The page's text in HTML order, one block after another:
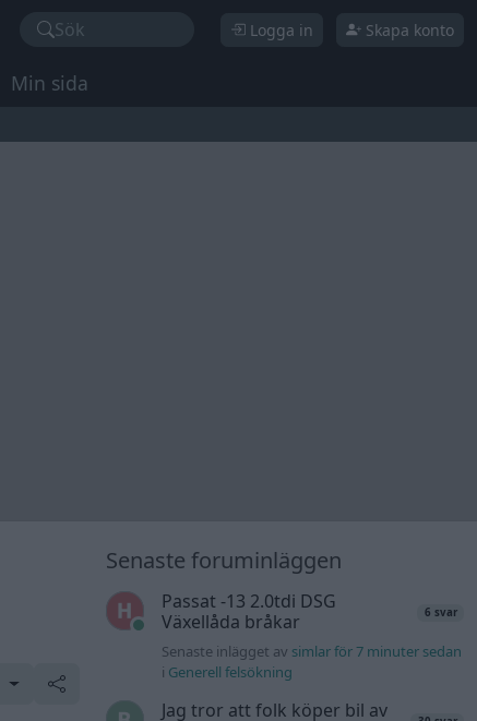
Sök Logga in Skapa konto
Min sida
Senaste foruminläggen
Passat -13 2.0tdi DSG
Växellåda bråkar
6 svar
Senaste inlägget av simlar för 7 minuter sedan
i Generell felsökning
Jag tror att folk köper bil av